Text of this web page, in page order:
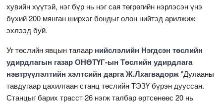
хувийн хүүтэй, нэг бүр нь нэг сая төгрөгийн нэрлэсэн үнэ
бүхий 200 мянган ширхэг бондыг олон нийтэд арилжиж
эхлээд буй.
Уг төслийн явцын талаар нийслэлийн Нэгдсэн төслийн
удирдлагын газар ОНӨТҮГ-ын Төслийн удирдлага
нэвтрүүлэлтийн хэлтсийн дарга Ж.Лхагвадорж"Дулааны
тавдугаар цахилгаан станц төслийн ТЭЗҮ бүрэн дууссан.
Станцыг барих трасст 26 нэгж талбар өртсөнөөс 20 нь